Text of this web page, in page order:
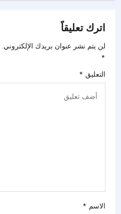
اترك تعليقاً
لن يتم نشر عنوان بريدك الإلكتروني.
*
التعليق *
الاسم *